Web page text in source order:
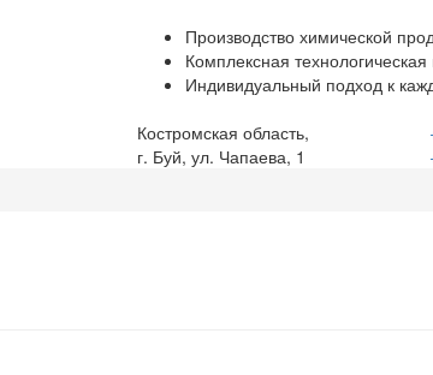
Производство химической
Комплексная
Индивидуальный подход к
Костромская область,
г. Буй, ул. Чапаева, 1